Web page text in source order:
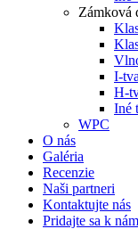
Zámková
I-
H-
Iné
WPC
O nás
Galéria
Recenzie
Naši partneri
Kontaktujte nás
Pridajte sa k nám